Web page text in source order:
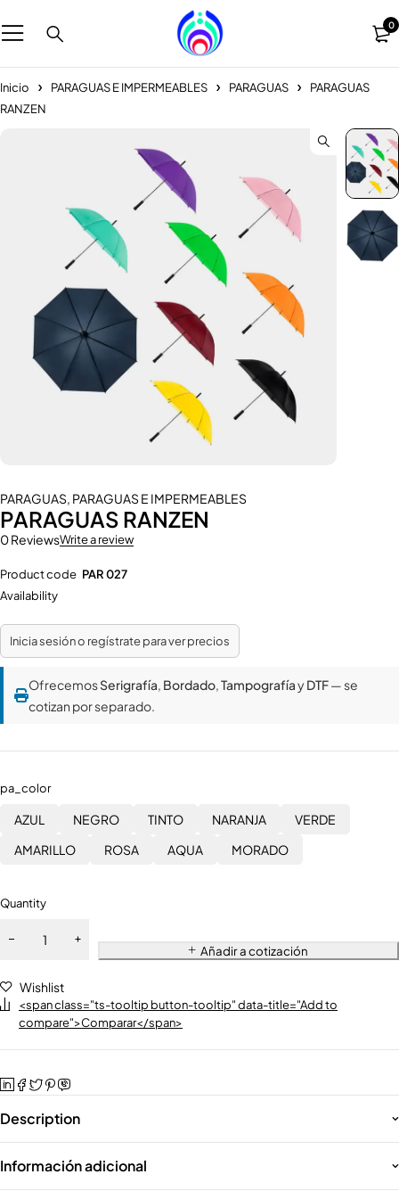
0
Inicio PARAGUAS E IMPERMEABLES PARAGUAS
PARAGUAS
RANZEN
PARAGUAS, PARAGUAS E IMPERMEABLES
PARAGUAS RANZEN
0 ReviewsWrite a review
Product code PAR 027
Availability
Inicia sesión o regístrate para ver precios
OfrecemosSerigrafía, Bordado,TampografíayDTF— se
cotizan por separado.
pa_color
AZUL NEGRO TINTO NARANJA
VERDE
AMARILLO
ROSA AQUA MORADO
Quantity
Añadir a cotización
Wishlist
<span class="ts-tooltip button-tooltip" data-title="Add to
compare">Comparar</span>
Description
Información adicional